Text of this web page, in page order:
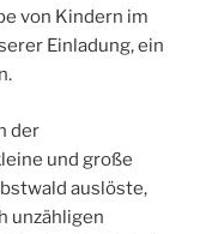
von Kindern im
Einladung, ein
der
und große
auslöste,
unzähligen